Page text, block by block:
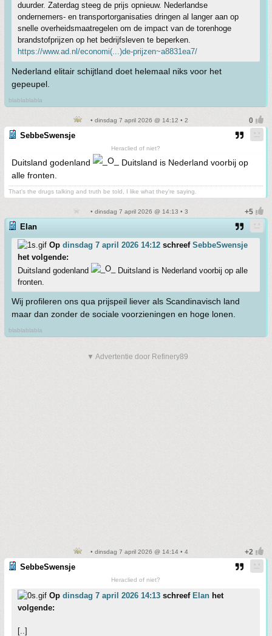
duurder. Zaterdag steeg de prijs opnieuw. Nederlandse
ondernemers- en transportorganisaties dringen al langer aan op
snelle overheidsmaatregelen om de impact van de torenhoge
brandstofprijzen op het bedrijfsleven te beperken.
https://www.ad.nl/economi(...)de-prijzen~a8831ea7/
Nederland elitair schijtland doet helemaal niks voor het
gepeupel.
blablablabla
• dinsdag 7 april 2026 @ 14:12 • 2
SebbeSwensje
Heraclied of niet?
Duitsland godenland
Duitsland is Nederland voorbij op
alle fronten.
That's the drugs talking and truth be told, I like what they're saying.
• dinsdag 7 april 2026 @ 14:13 • 3
Elan
Op dinsdag 7 april 2026 14:12 schreef SebbeSwensje
het volgende:
Duitsland godenland
Duitsland is Nederland voorbij op alle
fronten.
Wij profileren ons qua prijspeil liever als Scandinavisch land
maar dan zonder de sociale voorzieningen en hoge lonen.
blablablabla
▼ Advertentie door Refinery89
• dinsdag 7 april 2026 @ 14:14 • 4
SebbeSwensje
Heraclied of niet?
Op dinsdag 7 april 2026 14:13 schreef Elan het
volgende:
[..]